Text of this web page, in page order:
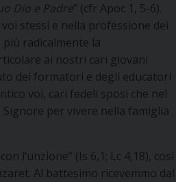
Dio e Padre” (cfr Apoc 1, 5-6).
stessi e nella professione dei
radicalmente la
ai nostri cari giovani
dei formatori e degli educatori
voi, cari fedeli sposi che nel
per vivere nella famiglia
l’unzione” (Is 6,1; Lc 4,18), così
Al battesimo ricevemmo dal